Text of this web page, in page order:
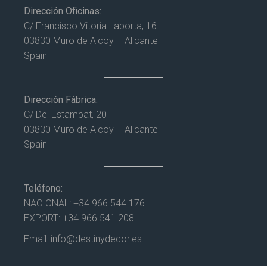
Dirección Oficinas:
C/ Francisco Vitoria Laporta, 16
03830 Muro de Alcoy – Alicante
Spain
Dirección Fábrica:
C/ Del Estampat, 20
03830 Muro de Alcoy – Alicante
Spain
Teléfono:
NACIONAL:+34 966 544 176
EXPORT:+34 966 541 208
Email: info@destinydecor.es